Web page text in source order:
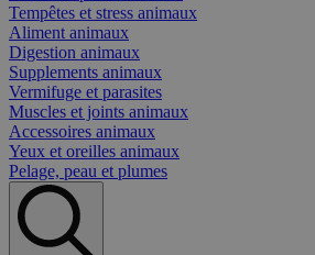
Tempêtes et stress animaux
Aliment animaux
Digestion animaux
Supplements animaux
Vermifuge et parasites
Muscles et joints animaux
Accessoires animaux
Yeux et oreilles animaux
Pelage, peau et plumes